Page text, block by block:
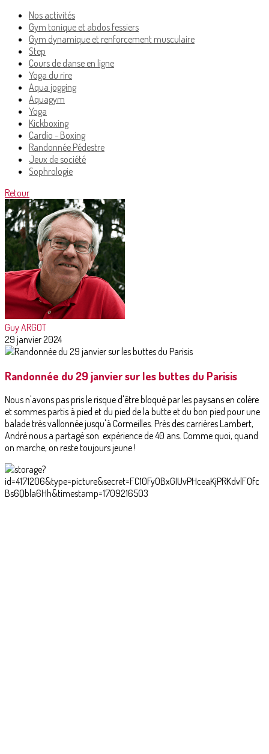
Nos activités
Gym tonique et abdos fessiers
Gym dynamique et renforcement musculaire
Step
Cours de danse en ligne
Yoga du rire
Aqua jogging
Aquagym
Yoga
Kickboxing
Cardio - Boxing
Randonnée Pédestre
Jeux de société
Sophrologie
Retour
Guy ARGOT
29 janvier 2024
Randonnée du 29 janvier sur les buttes du Parisis
Nous n'avons pas pris le risque d'être bloqué par les paysans en colère
et sommes partis à pied et du pied de la butte et du bon pied pour une
balade très vallonnée jusqu'à Cormeilles. Près des carrières Lambert,
André nous a partagé son expérience de 40 ans. Comme quoi, quand
on marche, on reste toujours jeune !